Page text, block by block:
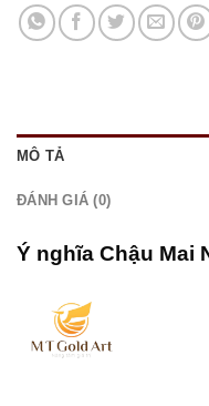
MÔ TẢ
ĐÁNH GIÁ (0)
Ý nghĩa Chậu Mai